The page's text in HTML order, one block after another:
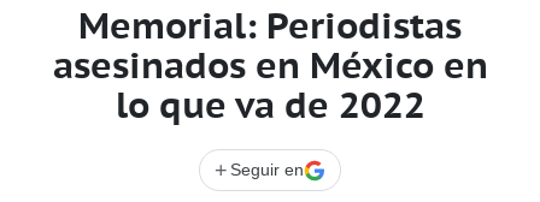
Memorial: Periodistas
asesinados en México en
lo que va de 2022
+ Seguir en